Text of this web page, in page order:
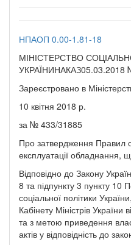
НПАОП 0.00-1.81-18
МІНІСТЕРСТВО
УКРАЇНИНАКАЗ05.03.2018
Зареєстровано в
10 квітня 2018 р.
за № 433/31885
Про затвердження Правил
експлуатації обладнання,
Відповідно до Закону
8 та підпункту 3 пункту 10
соціальної політики
Кабінету Міністрів
та з метою приведення
актів у відповідність до